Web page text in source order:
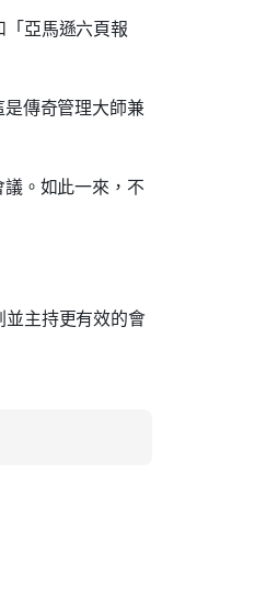
亞馬遜六頁報
傳奇管理大師兼
。如此一來，不
主持更有效的會